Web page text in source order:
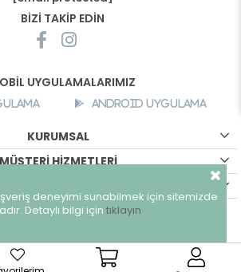
BİZİ TAKİP EDİN
UYGULAMALARIMIZ
Android Uygulama
KURUMSAL
HİZMETLERİ
- Tüm hakları saklıdır.
deneyimi sunabilmek için sitemizde
Detaylı bilgi için tıklayın